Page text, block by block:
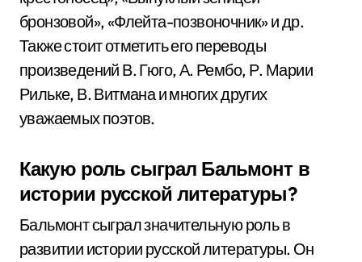
бронзовой», «Флейта-позвоночник» и др.
Также стоит отметить его переводы
произведений В. Гюго, А. Рембо, Р. Марии
Рильке, В. Витмана и многих других
уважаемых поэтов.
Какую роль сыграл Бальмонт в
истории русской литературы?
Бальмонт сыграл значительную роль в
развитии истории русской литературы. Он